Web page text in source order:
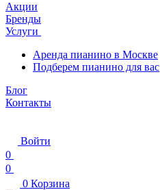
Акции
Бренды
Услуги
Аренда пианино в Москве
Подберем пианино для вас
Блог
Контакты
Войти
0
0
0 Корзина